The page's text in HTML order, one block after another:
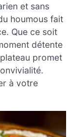
et sans
houmous fait
Que ce soit
détente
promet
à votre